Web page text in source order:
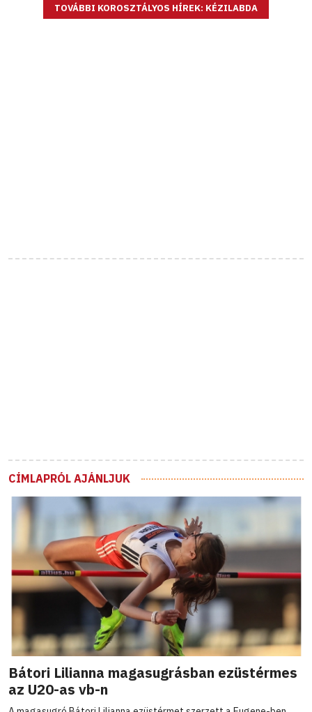
TOVÁBBI KOROSZTÁLYOS HÍREK: KÉZILABDA
CÍMLAPRÓL AJÁNLJUK
Bátori Lilianna magasugrásban ezüstérmes
az U20-as vb-n